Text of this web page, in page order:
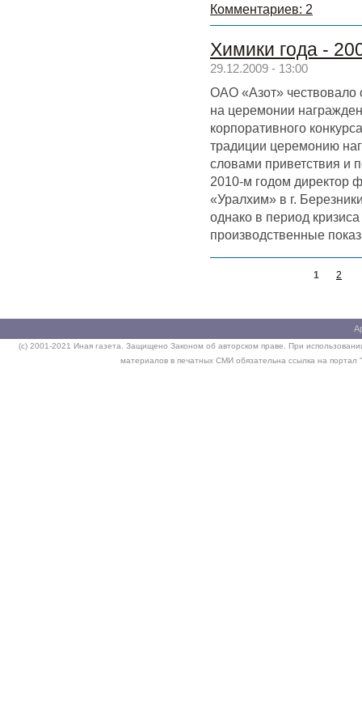
Комментариев: 2
Химики года -
29.12.2009 - 13:00
ОАО «Азот» чествовало
на церемонии
корпоративного
традиции церемонию
словами приветствия и
2010-м годом директор
«Уралхим» в г.
однако в период
производственные
1 2
(c) 2001-2021 Иная газета. Защищено Законом об авторском праве. При
материалов в печатных СМИ обязательна ссылка на